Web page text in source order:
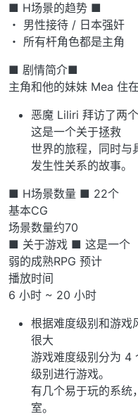
■ H场景的趋势 ■
・ 男性接待 / 日本强奸
・ 所有杆角色都是主角
■ 剧情简介■
主角和他的妹妹 Mea 住在
恶魔 Liliri 拜访了两
这是一个关于拯救
世界的旅程，同时与
发生性关系的故事。
■ H场景数量 ■ 22个
基本CG
场景数量约70
■ 关于游戏 ■ 这是一个
弱的成熟RPG 预计
播放时间
6 小时 ~ 20 小时
根据难度级别和游戏
很大
游戏难度级别分为 4
级别进行游戏。
有几个易于玩的系统
室。